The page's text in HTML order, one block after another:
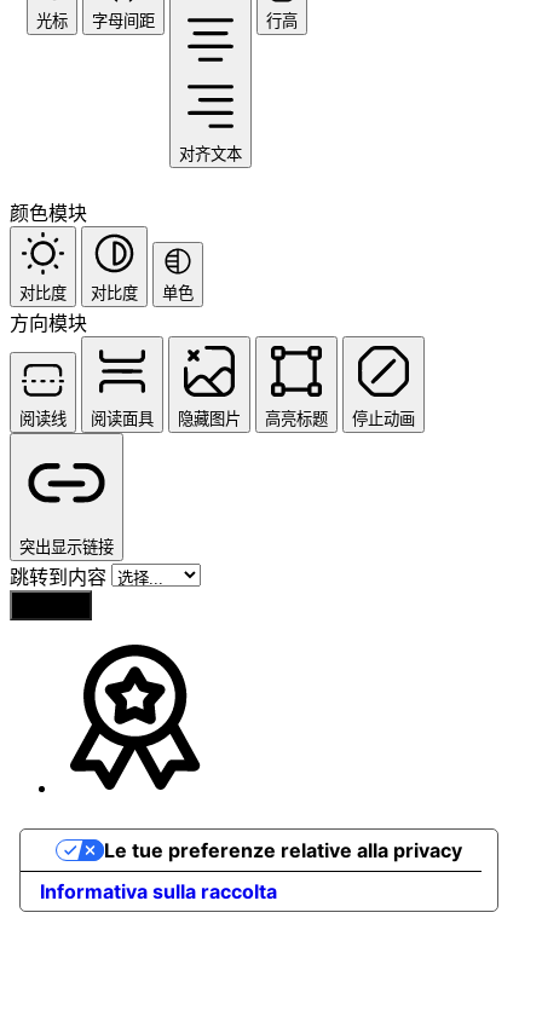
光标 字母间距
对齐文本
行高
颜色模块
对比度 对比度 单色
方向模块
阅读线 阅读面具 隐藏图片 高亮标题 停止动画
突出显示链接
跳转到内容
Informativa sulla raccolta
Le tue preferenze relative alla privacy